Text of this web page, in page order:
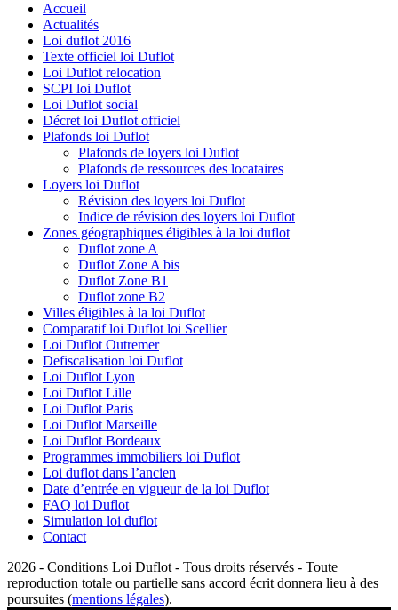
Accueil
Actualités
Loi duflot 2016
Texte officiel loi Duflot
Loi Duflot relocation
SCPI loi Duflot
Loi Duflot social
Décret loi Duflot officiel
Plafonds loi Duflot
Plafonds de loyers loi Duflot
Plafonds de ressources des locataires
Loyers loi Duflot
Révision des loyers loi Duflot
Indice de révision des loyers loi Duflot
Zones géographiques éligibles à la loi duflot
Duflot zone A
Duflot Zone A bis
Duflot Zone B1
Duflot zone B2
Villes éligibles à la loi Duflot
Comparatif loi Duflot loi Scellier
Loi Duflot Outremer
Defiscalisation loi Duflot
Loi Duflot Lyon
Loi Duflot Lille
Loi Duflot Paris
Loi Duflot Marseille
Loi Duflot Bordeaux
Programmes immobiliers loi Duflot
Loi duflot dans l’ancien
Date d’entrée en vigueur de la loi Duflot
FAQ loi Duflot
Simulation loi duflot
Contact
2026 - Conditions Loi Duflot - Tous droits réservés - Toute
reproduction totale ou partielle sans accord écrit donnera lieu à des
poursuites (mentions légales).